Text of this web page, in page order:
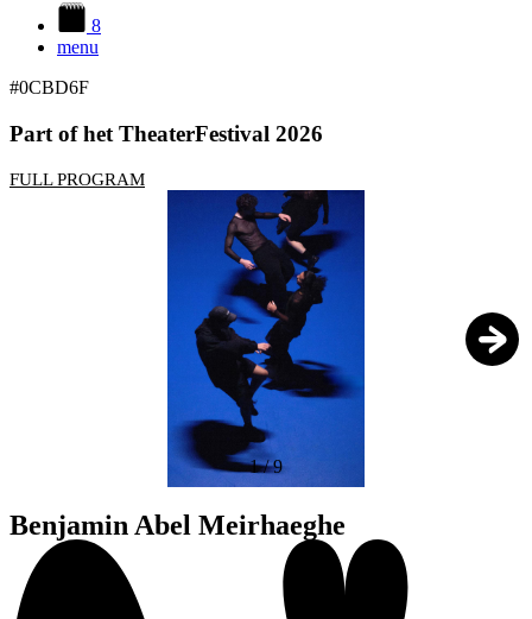
8
menu
#0CBD6F
Part of het TheaterFestival 2026
FULL PROGRAM
1/9
Benjamin Abel Meirhaeghe